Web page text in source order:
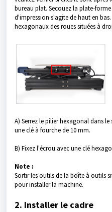
bureau plat. Secouez la plate-
d'impression s'agite de haut en bas.
hexagonaux des roues situées à
A) Serrez le pilier hexagonal dans
une clé à fourche de 10 mm.
B) Fixez l'écrou avec une clé
Note :
Sortir les outils de la boîte à outils
pour installer la machine.
2. Installer le cadre